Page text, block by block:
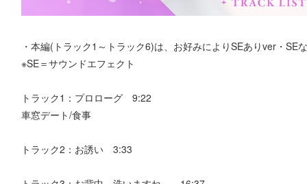
・本編(トラック1～トラック6)は、お好みによりSEありver・SE
※SE＝サウンドエフェクト
トラック1：プロローグ 9:22
車窓デート/食事
トラック2：お誘い 3:33